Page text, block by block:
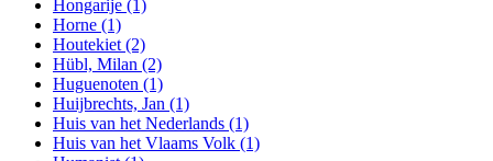
Hongarije (1)
Horne (1)
Houtekiet (2)
Hübl, Milan (2)
Huguenoten (1)
Huijbrechts, Jan (1)
Huis van het Nederlands (1)
Huis van het Vlaams Volk (1)